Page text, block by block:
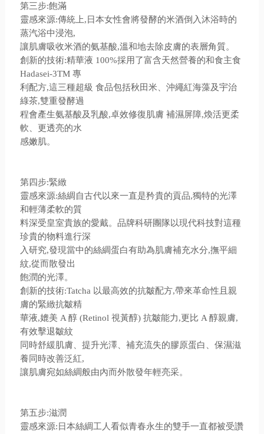
第三步:飽滿
靈感來源:傳統上,日本女性會將發酵的米酒倒入沐浴時的
蒸汽浴中浸泡,
讓肌膚吸收米酒的氨基酸,溫和地去除皮膚的表層角質。
創新的技術:精華液 100%採用了富含天然營養的和食主食
Hadasei-3TM 專
利配方,這三種超級 食品包括秋田米、沖繩紅海藻及宇治
綠茶,雙重發酵過
程會產生氨基酸及乳酸,卓效修復肌膚 補濕屏障,煥活更柔
軟、更透亮的水
感嫩肌。
第四步:緊緻
靈感來源:絲綢自古代以來一直是矜貴的貢品,獨特的光澤
和輕薄柔軟的質
料深受皇室貴族的愛戴。品牌科研團隊以現代科技對這種
珍貴的物料進行深
入研究,發現當中的絲綢蛋白有助為肌膚補充水分,撫平細
紋,從而散發出
飽潤的光澤。
創新的技術:Tatcha 以最高效的抗皺配方,帶來革命性且親
膚的緊緻抗皺精
華液,媲美 A 醇 (Retinol 視黃醇) 抗皺能力,更比 A 醇親膚,
有效擊退皺紋
同時舒緩肌膚、提升光澤、補充流失的膠原蛋白、保濕滋
養同時改善泛紅,
讓肌膚宛如絲綢般由內而外散發年輕亮采。
第五步:滋潤
靈感來源:日本絲綢工人看似青春永生的雙手一直都被受讚